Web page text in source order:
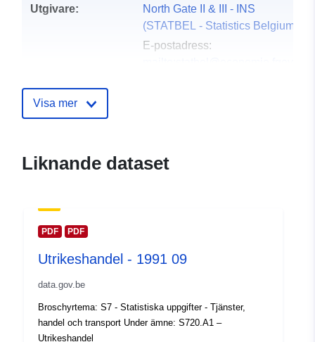
Utgivare:
North Gate II & III - INS
(STATBEL - Statistics Belgium)
E-postadress:
E-postadress:
https://statbel.fgov.be/de
Katalogregister: Läggs till i data.europa.eu:
April 2026
Visa mer
Liknande dataset
PDF PDF
Utrikeshandel - 1991 09
data.gov.be
Broschyrtema: S7 - Statistiska uppgifter - Tjänster,
handel och transport Under ämne: S720.A1 –
Utrikeshandel